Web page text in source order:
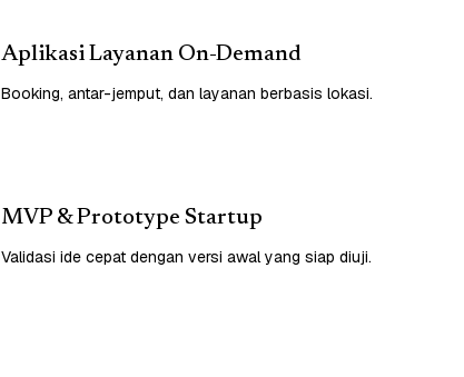
Aplikasi Layanan On-Demand
Booking, antar-jemput, dan layanan berbasis lokasi.
MVP & Prototype Startup
Validasi ide cepat dengan versi awal yang siap diuji.